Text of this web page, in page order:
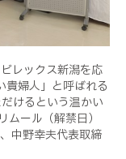
レックス新潟を応
貴婦人」と呼ばれる
けるという温かい
ール（解禁日）
中野幸夫代表取締